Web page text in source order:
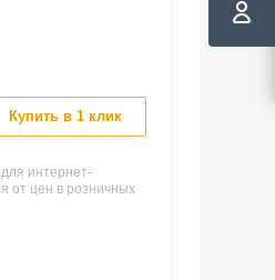
Купить в 1 клик
интернет-
от цен в розничных